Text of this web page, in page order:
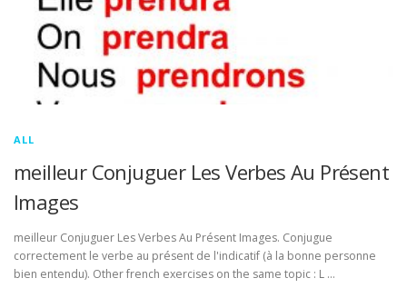
ALL
meilleur Conjuguer Les Verbes Au Présent
Images
meilleur Conjuguer Les Verbes Au Présent Images. Conjugue
correctement le verbe au présent de l'indicatif (à la bonne personne
bien entendu). Other french exercises on the same topic : L …